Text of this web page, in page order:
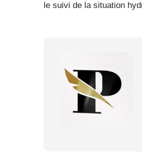
le suivi de la situation